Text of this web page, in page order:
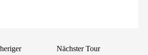
Nächster Tour